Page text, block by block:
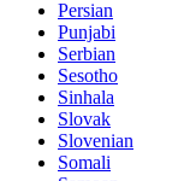
Persian
Punjabi
Serbian
Sesotho
Sinhala
Slovak
Slovenian
Somali